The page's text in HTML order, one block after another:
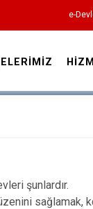
e-
şunlardır.
sağlamak,